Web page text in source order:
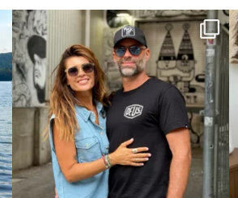
Montréal, une très belle surprise 🇨🇦
J’ai...
450